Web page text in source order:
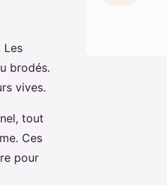
Les
brodés.
vives.
tout
Ces
pour